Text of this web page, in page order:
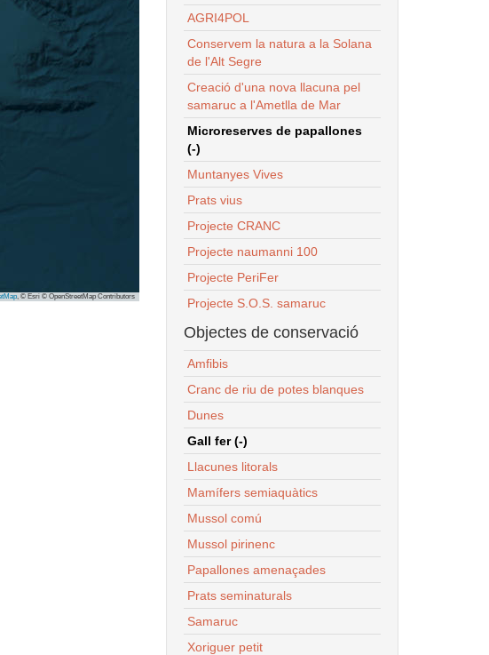
, © Esri © OpenStreetMap Contributors
AGRI4POL
Conservem la natura a la Solana
de l'Alt Segre
Creació d'una nova llacuna pel
samaruc a l'Ametlla de Mar
Microreserves de papallones
(-)
Muntanyes Vives
Prats vius
Projecte CRANC
Projecte naumanni 100
Projecte PeriFer
Projecte S.O.S. samaruc
Objectes de conservació
Amfibis
Cranc de riu de potes blanques
Dunes
Gall fer (-)
Llacunes litorals
Mamífers semiaquàtics
Mussol comú
Mussol pirinenc
Papallones amenaçades
Prats seminaturals
Samaruc
Xoriguer petit